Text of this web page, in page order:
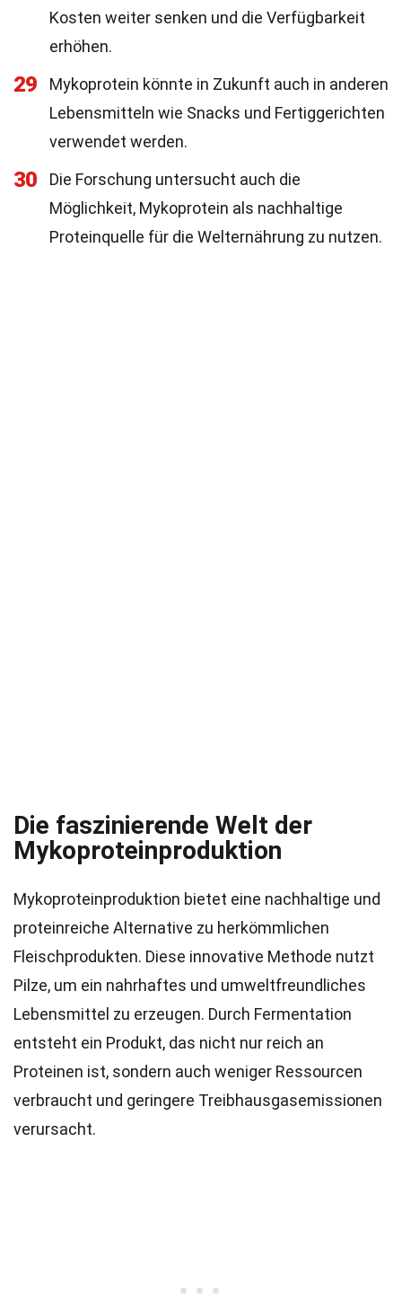
Kosten weiter senken und die Verfügbarkeit
erhöhen.
29
Mykoprotein könnte in Zukunft auch in anderen
Lebensmitteln wie Snacks und Fertiggerichten
verwendet werden.
30
Die Forschung untersucht auch die
Möglichkeit, Mykoprotein als nachhaltige
Proteinquelle für die Welternährung zu nutzen.
Die faszinierende Welt der
Mykoproteinproduktion
Mykoproteinproduktion bietet eine nachhaltige und
proteinreiche Alternative zu herkömmlichen
Fleischprodukten. Diese innovative Methode nutzt
Pilze, um ein nahrhaftes und umweltfreundliches
Lebensmittel zu erzeugen. Durch Fermentation
entsteht ein Produkt, das nicht nur reich an
Proteinen ist, sondern auch weniger Ressourcen
verbraucht und geringere Treibhausgasemissionen
verursacht.